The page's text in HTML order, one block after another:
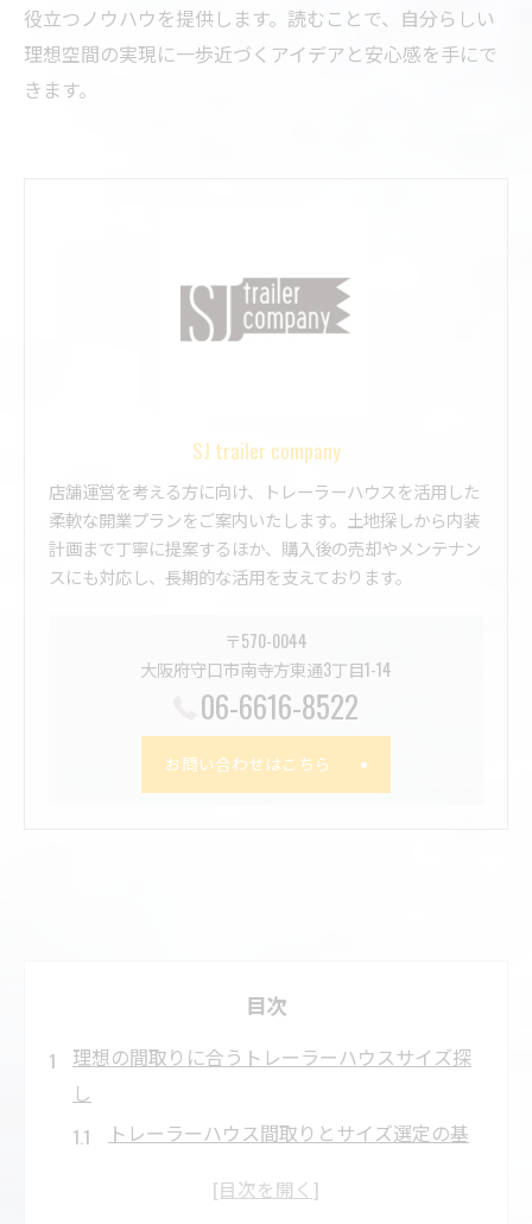
役立つノウハウを提供します。読むことで、自分らしい
理想空間の実現に一歩近づくアイデアと安心感を手にで
きます。
SJ trailer company
店舗運営を考える方に向け、トレーラーハウスを活用した
柔軟な開業プランをご案内いたします。土地探しから内装
計画まで丁寧に提案するほか、購入後の売却やメンテナン
スにも対応し、長期的な活用を支えております。
〒570-0044
大阪府守口市南寺方東通3丁目1-14
06-6616-8522
お問い合わせはこちら
目次
理想の間取りに合うトレーラーハウスサイズ探
し
トレーラーハウス間取りとサイズ選定の基
理想空間を叶えるトレーラーハウスサイズ